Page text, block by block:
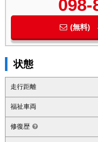
098-
(無料)
状態
走行距離
福祉車両
修復歴